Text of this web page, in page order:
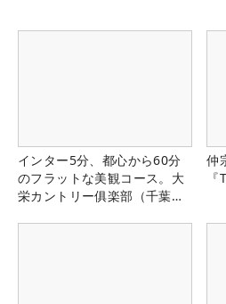
インター5分、都心から60分
のフラットな美観コース。大
栄カントリー俱楽部（千葉
仲